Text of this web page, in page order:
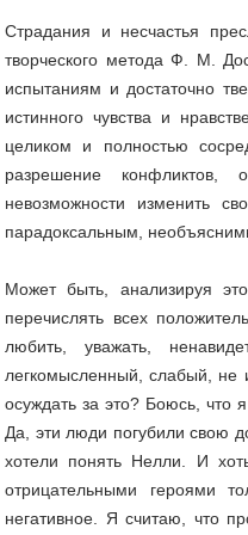
Страдания и несчастья
творческого метода Ф. М.
испытаниям и достаточно
истинного чувства и
целиком и полностью
разрешение конфликтов,
невозможности изменить
парадоксальным,
Может быть, анализируя
перечислять всех
любить, уважать,
легкомысленный, слабый,
осуждать за это? Боюсь, что
Да, эти люди погубили свою
хотели понять Нелли. И
отрицательными героями
негативное. Я считаю, что